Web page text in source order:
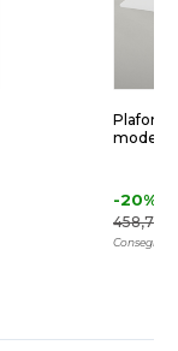
-20%
458,72 €
Consegna